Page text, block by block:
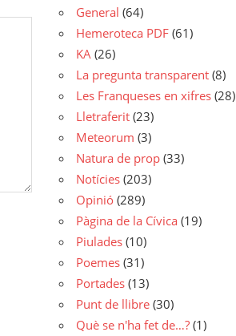
General (64)
Hemeroteca PDF (61)
KA (26)
La pregunta transparent (8)
Les Franqueses en xifres (28)
Lletraferit (23)
Meteorum (3)
Natura de prop (33)
Notícies (203)
Opinió (289)
Pàgina de la Cívica (19)
Piulades (10)
Poemes (31)
Portades (13)
Punt de llibre (30)
Què se n'ha fet de…? (1)